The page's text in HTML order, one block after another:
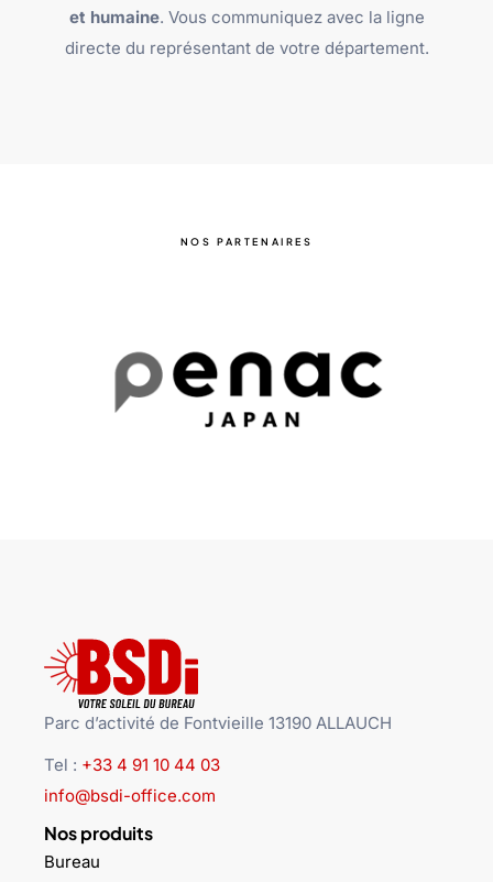
et humaine. Vous communiquez avec la ligne
directe du représentant de votre département.
NOS PARTENAIRES
Parc d’activité de Fontvieille 13190 ALLAUCH
Tel : +33 4 91 10 44 03
info@bsdi-office.com
Nos produits
Bureau